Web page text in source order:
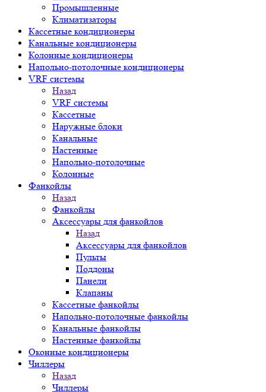
Промышленные
Климатизаторы
Кассетные кондиционеры
Канальные кондиционеры
Колонные кондиционеры
Напольно-потолочные кондиционеры
VRF системы
Назад
VRF системы
Кассетные
Наружные блоки
Канальные
Настенные
Напольно-потолочные
Колонные
Фанкойлы
Назад
Фанкойлы
Аксессуары для фанкойлов
Назад
Аксессуары для фанкойлов
Пульты
Поддоны
Панели
Клапаны
Кассетные фанкойлы
Напольно-потолочные фанкойлы
Канальные фанкойлы
Настенные фанкойлы
Оконные кондиционеры
Чиллеры
Назад
Чиллеры